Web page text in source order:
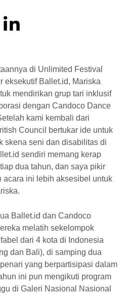
di Unlimited Festival
eksekutif Ballet.id, Mariska
mendirikan grup tari inklusif
dengan Candoco Dance
kami kembali dari
Council bertukar ide untuk
skena seni dan disabilitas di
sendiri memang kerap
dua tahun, dan saya pikir
acara ini lebih aksesibel untuk
Ballet.id dan Candoco
melatih sekelompok
dari 4 kota di Indonesia
dan Bali), di samping dua
yang berpartisipasi dalam
ini pun mengikuti program
di Galeri Nasional Nasional